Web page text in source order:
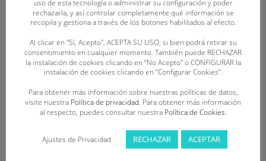
uso de esta tecnología o administrar su configuración y poder
rechazarla, y así controlar completamente qué información se
recopila y gestiona a través de los botones habilitados al efecto.
Al clicar en "Sí, Acepto", ACEPTA SU USO, si bien podrá retirar su
consentimiento en cualquier momento. También puede RECHAZAR
la instalación de cookies clicando en “No Acepto" o CONFIGURAR la
instalación de cookies clicando en “Configurar Cookies”.
Para obtener más información sobre nuestras políticas de datos,
visite nuestra Política de privacidad. Para obtener más información
al respecto, puedes consultar nuestra Política de Cookies.
Ajustes de Privacidad RECHAZAR ACEPTAR